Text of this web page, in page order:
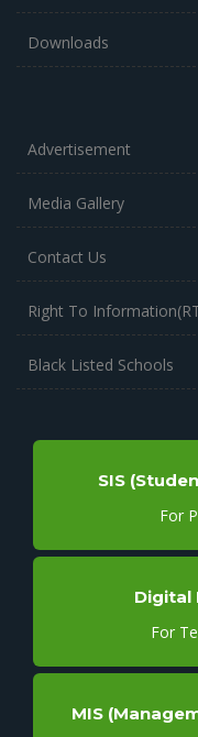
Downloads
Advertisement
Media Gallery
Contact Us
Right To
Black Listed Schools
SIS
For
Digital
For
MIS